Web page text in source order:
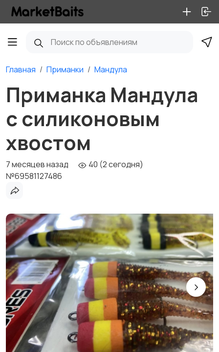
Главная Приманки Мандула
Приманка Мандула
с силиконовым
хвостом
7 месяцев назад
40 (2 сегодня)
№69581127486